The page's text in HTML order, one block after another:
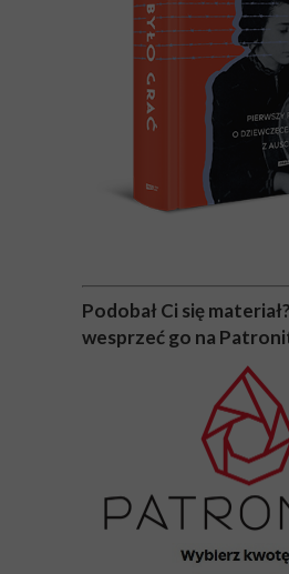
Podobał Ci się
wesprzeć go na